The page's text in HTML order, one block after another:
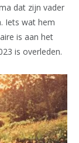
dat zijn vader
Iets wat hem
is aan het
is overleden.